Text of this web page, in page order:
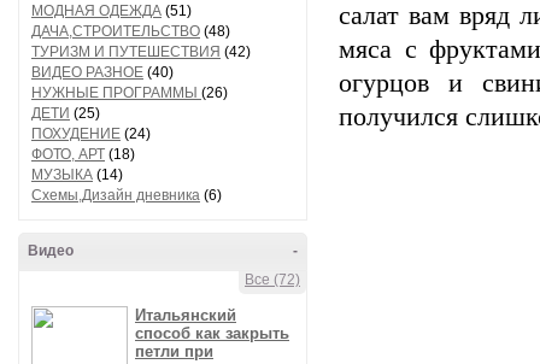
МОДНАЯ ОДЕЖДА (51)
ДАЧА,СТРОИТЕЛЬСТВО (48)
ТУРИЗМ И ПУТЕШЕСТВИЯ (42)
ВИДЕО РАЗНОЕ (40)
НУЖНЫЕ ПРОГРАММЫ (26)
ДЕТИ (25)
ПОХУДЕНИЕ (24)
ФОТО, АРТ (18)
МУЗЫКА (14)
Схемы,Дизайн дневника (6)
-
Видео
Все (72)
Итальянский
способ как закрыть
петли при
салат вам вряд
мяса с
огурцов и
получился